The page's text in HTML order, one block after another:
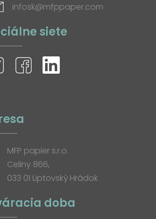
infosk@mfppaper.com
siete
MFP papier s.r.o.
Celiny 866,
033 01 Liptovský Hrádok
doba